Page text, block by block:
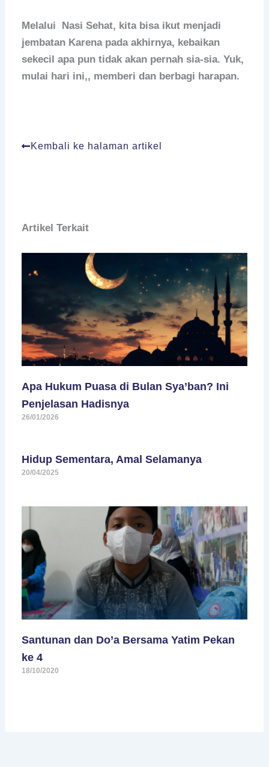
Melalui Nasi Sehat, kita bisa ikut menjadi
jembatan Karena pada akhirnya, kebaikan
sekecil apa pun tidak akan pernah sia-sia. Yuk,
mulai hari ini,, memberi dan berbagi harapan.
Kembali ke halaman artikel
Artikel Terkait
Apa Hukum Puasa di Bulan Sya’ban? Ini
Penjelasan Hadisnya
26/01/2026
Hidup Sementara, Amal Selamanya
20/04/2025
Santunan dan Do’a Bersama Yatim Pekan
ke 4
18/10/2020